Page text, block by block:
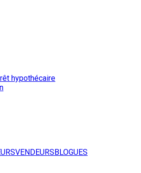
hypothécaire
VENDEURSBLOGUES